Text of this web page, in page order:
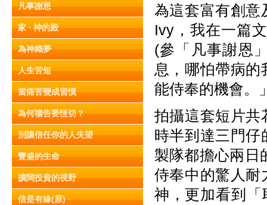
凡事謝恩
家 ‧ 神的殿
為神織夢
人生苦短
當痛苦變成習慣
為何禱告要恆切？
別讓信任你的人失望
豐盛的生命
擴闊投資的視野
信是有緣(原)
為這套富有創意
Ivy，我在一篇
(參「凡事謝恩
息，哪怕帶病的
能侍奉的機會。
拍攝這套短片共
時半到達三門仔
製隊都擔心兩日
侍奉中的驚人耐
神，更加看到